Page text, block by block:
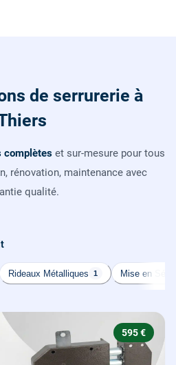
de serrurerie à
complètes et sur-mesure pour tous
rénovation, maintenance avec
qualité.
Rideaux Métalliques 1 Mise en
595 €